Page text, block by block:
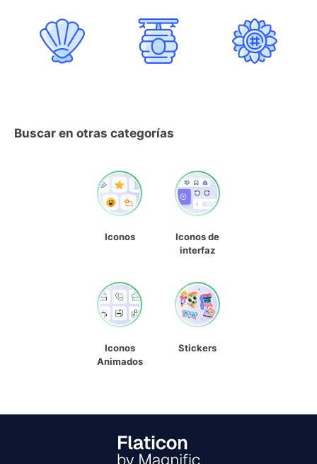
Buscar en otras categorías
Iconos
Iconos de
interfaz
Iconos
Animados
Stickers